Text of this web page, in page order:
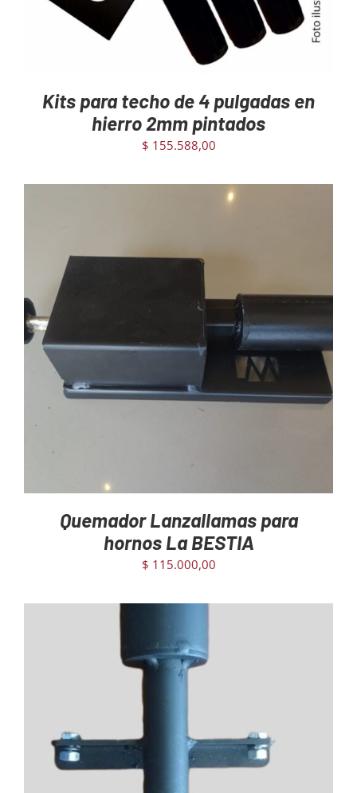
Kits para techo de 4 pulgadas en
hierro 2mm pintados
$ 155.588,00
AGREGAR AL CARRITO DETAILS
Quemador Lanzallamas para
hornos La BESTIA
$ 115.000,00
AGREGAR AL CARRITO DETAILS